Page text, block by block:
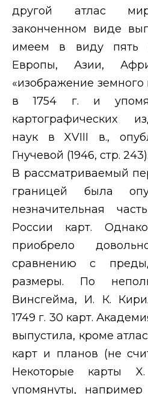
другой атлас
законченном виде
имеем в виду пять
Европы, Азии,
«изображение земного
в 1754 г. и
картографических
наук вXVIII
в.,
Гнучевой (1946, стр. 243).
В рассматриваемый
границей была
незначительная
России карт.
приобрело
сравнению с
размеры. По
Винсгейма, И. К.
1749 г. 30 карт.
выпустила, кроме
карт и планов (не
Некоторые карты X
упомянуты,